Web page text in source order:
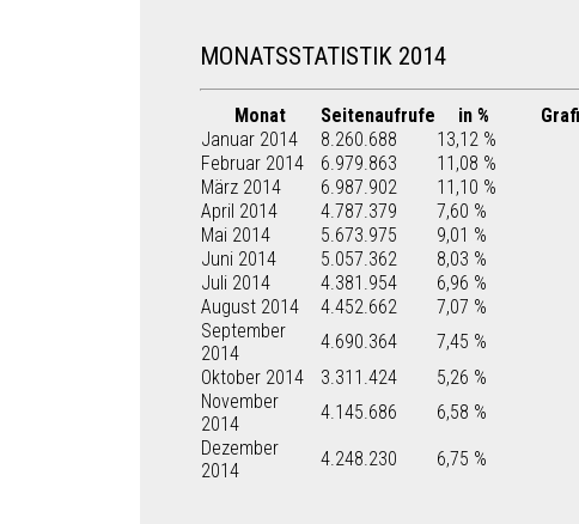
MONATSSTATISTIK 2014
Monat Seitenaufrufe in %
Januar 2014
8.260.688 13,12 %
Februar 2014
6.979.863 11,08 %
März 2014
6.987.902 11,10 %
April 2014
4.787.379 7,60 %
Mai 2014
5.673.975 9,01 %
Juni 2014
5.057.362 8,03 %
Juli 2014
4.381.954 6,96 %
August 2014
4.452.662 7,07 %
September
2014
4.690.364 7,45 %
Oktober 2014
3.311.424 5,26 %
November
2014
4.145.686 6,58 %
Dezember
2014
4.248.230 6,75 %